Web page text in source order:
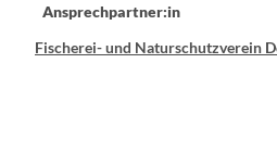
Ansprechpartner:in
Fischerei- und Naturschutzverein